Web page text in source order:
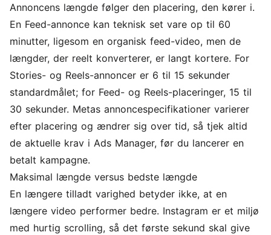
Annoncens længde følger den placering, den kører i.
En Feed-annonce kan teknisk set vare op til 60
minutter, ligesom en organisk feed-video, men de
længder, der reelt konverterer, er langt kortere. For
Stories- og Reels-annoncer er 6 til 15 sekunder
standardmålet; for Feed- og Reels-placeringer, 15 til
30 sekunder. Metas annoncespecifikationer varierer
efter placering og ændrer sig over tid, så tjek altid
de aktuelle krav i Ads Manager, før du lancerer en
betalt kampagne.
Maksimal længde versus bedste længde
En længere tilladt varighed betyder ikke, at en
længere video performer bedre. Instagram er et miljø
med hurtig scrolling, så det første sekund skal give